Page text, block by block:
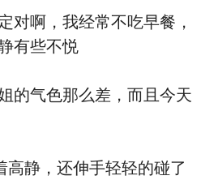
对啊，我经常不吃早餐，
有些不悦
的气色那么差，而且今天
高静，还伸手轻轻的碰了